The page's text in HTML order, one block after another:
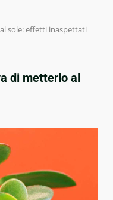
sole: effetti inaspettati
di metterlo al